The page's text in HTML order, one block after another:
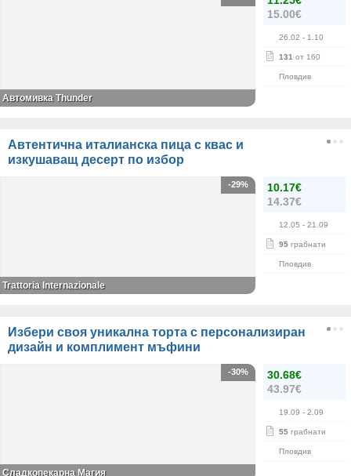
15.00€
26.02 - 1.10
131 от 160
Пловдив
Автомивка Thunder
Автентична италианска пица с квас и
изкушаващ десерт по избор
10.17€
14.37€
12.05 - 21.09
95 грабнати
Пловдив
-29%
Trattoria Internazionale
Избери своя уникална торта с персонализиран
дизайн и комплимент мъфини
30.68€
43.97€
19.09 - 2.09
55 грабнати
Пловдив
-30%
Сладкопекарна Магия